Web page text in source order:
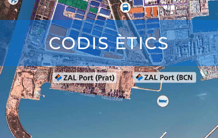
CODIS ÈTICS